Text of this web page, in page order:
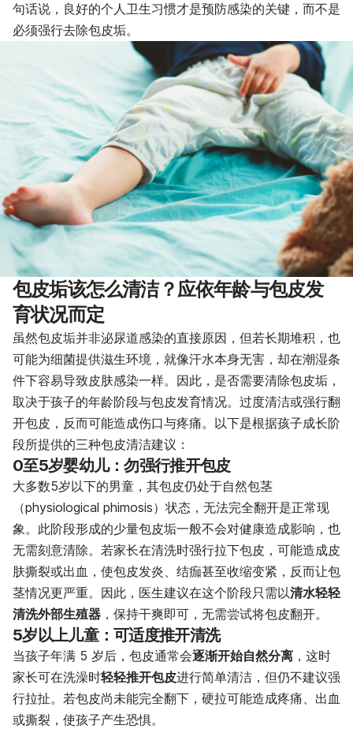
句话说，良好的个人卫生习惯才是预防感染的关键，而不是
必须强行去除包皮垢。
包皮垢该怎么清洁？应依年龄与包皮发
育状况而定
虽然包皮垢并非泌尿道感染的直接原因，但若长期堆积，也
可能为细菌提供滋生环境，就像汗水本身无害，却在潮湿条
件下容易导致皮肤感染一样。因此，是否需要清除包皮垢，
取决于孩子的年龄阶段与包皮发育情况。过度清洁或强行翻
开包皮，反而可能造成伤口与疼痛。以下是根据孩子成长阶
段所提供的三种包皮清洁建议：
0至5岁婴幼儿：勿强行推开包皮
大多数5岁以下的男童，其包皮仍处于自然包茎
（physiological phimosis）状态，无法完全翻开是正常现
象。此阶段形成的少量包皮垢一般不会对健康造成影响，也
无需刻意清除。若家长在清洗时强行拉下包皮，可能造成皮
肤撕裂或出血，使包皮发炎、结痂甚至收缩变紧，反而让包
茎情况更严重。因此，医生建议在这个阶段只需以清水轻轻
清洗外部生殖器 ，保持干爽即可，无需尝试将包皮翻开。
5岁以上儿童：可适度推开清洗
当孩子年满 5 岁后，包皮通常会逐渐开始自然分离 ，这时
家长可在洗澡时轻轻推开包皮进行简单清洁，但仍不建议强
行拉扯。若包皮尚未能完全翻下，硬拉可能造成疼痛、出血
或撕裂，使孩子产生恐惧。